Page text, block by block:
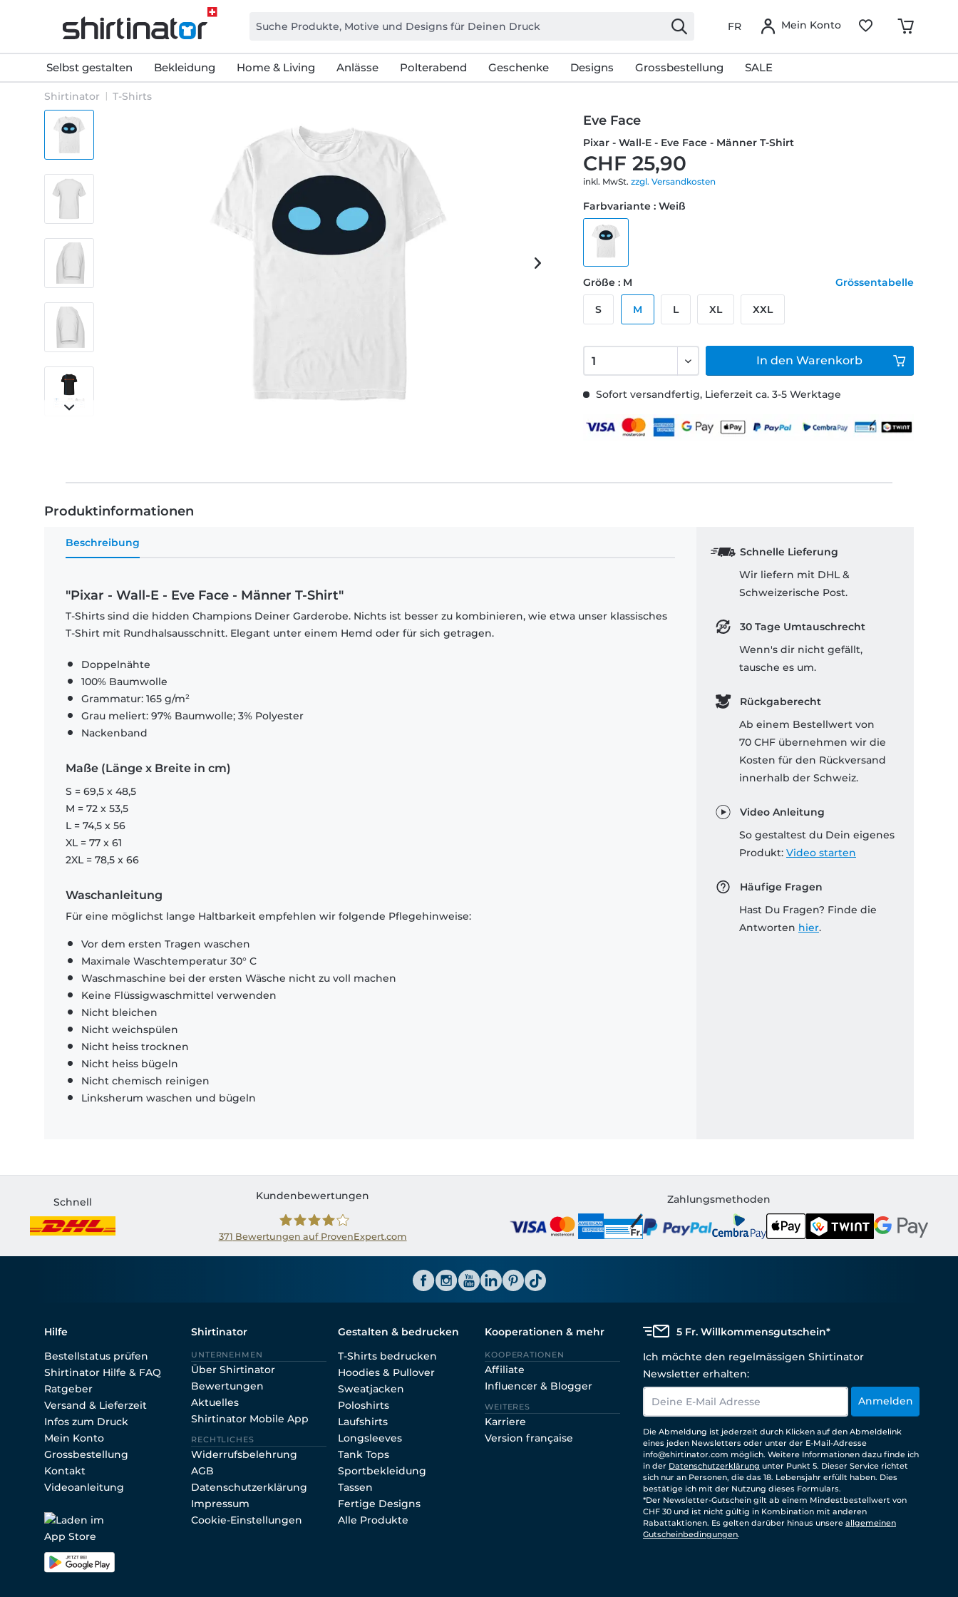
FR Mein Konto
Selbst gestalten Bekleidung Home & Living Anlässe Polterabend Geschenke Designs Grossbestellung SALE
Shirtinator T-Shirts
Eve Face
Pixar - Wall-E - Eve Face - Männer T-Shirt
CHF 25,90
inkl. MwSt.zzgl. Versandkosten
Sofort versandfertig, Lieferzeit ca. 3-5 Werktage
Farbvariante : Weiß
Größe : M Grössentabelle
S M L XL XXL
In den Warenkorb
Produktinformationen
Beschreibung
"Pixar - Wall-E - Eve Face - Männer T-Shirt"
T-Shirts sind die hidden Champions Deiner Garderobe. Nichts ist besser zu kombinieren, wie etwa unser klassisches
T-Shirt mit Rundhalsausschnitt. Elegant unter einem Hemd oder für sich getragen.
Doppelnähte
100% Baumwolle
Grammatur: 165 g/m²
Grau meliert: 97% Baumwolle; 3% Polyester
Nackenband
Maße (Länge x Breite in cm)
S = 69,5 x 48,5
M = 72 x 53,5
L = 74,5 x 56
XL = 77 x 61
2XL = 78,5 x 66
Waschanleitung
Für eine möglichst lange Haltbarkeit empfehlen wir folgende Pflegehinweise:
Vor dem ersten Tragen waschen
Maximale Waschtemperatur 30° C
Waschmaschine bei der ersten Wäsche nicht zu voll machen
Keine Flüssigwaschmittel verwenden
Nicht bleichen
Nicht weichspülen
Nicht heiss trocknen
Nicht heiss bügeln
Nicht chemisch reinigen
Linksherum waschen und bügeln
Schnelle Lieferung
Wir liefern mit DHL &
Schweizerische Post.
30 Tage Umtauschrecht
Wenn's dir nicht gefällt,
tausche es um.
Rückgaberecht
Ab einem Bestellwert von
70 CHF übernehmen wir die
Kosten für den Rückversand
innerhalb der Schweiz.
Video Anleitung
So gestaltest du Dein eigenes
Produkt: Video starten
Häufige Fragen
Hast Du Fragen? Finde die
Antworten hier.
Schnell
Kundenbewertungen
371 Bewertungen auf ProvenExpert.com
Zahlungsmethoden
Hilfe
Bestellstatus prüfen
Shirtinator Hilfe & FAQ
Ratgeber
Versand & Lieferzeit
Infos zum Druck
Mein Konto
Grossbestellung
Kontakt
Videoanleitung
Shirtinator
UNTERNEHMEN
Über Shirtinator
Bewertungen
Aktuelles
Shirtinator Mobile App
RECHTLICHES
Widerrufsbelehrung
AGB
Datenschutzerklärung
Impressum
Cookie-Einstellungen
Gestalten & bedrucken
T-Shirts bedrucken
Hoodies & Pullover
Sweatjacken
Poloshirts
Laufshirts
Longsleeves
Tank Tops
Sportbekleidung
Tassen
Fertige Designs
Alle Produkte
Kooperationen & mehr
KOOPERATIONEN
Affiliate
Influencer & Blogger
WEITERES
Karriere
Version française
5 Fr. Willkommensgutschein*
Ich möchte den regelmässigen Shirtinator
Newsletter erhalten:
Anmelden
Die Abmeldung ist jederzeit durch Klicken auf den Abmeldelink
eines jeden Newsletters oder unter der E-Mail-Adresse
info@shirtinator.com möglich. Weitere Informationen dazu finde ich
in der Datenschutzerklärung unter Punkt 5. Dieser Service richtet
sich nur an Personen, die das 18. Lebensjahr erfüllt haben. Dies
bestätige ich mit der Nutzung dieses Formulars.
*Der Newsletter-Gutschein gilt ab einem Mindestbestellwert von
CHF 30 und ist nicht gültig in Kombination mit anderen
Rabattaktionen. Es gelten darüber hinaus unsere allgemeinen
Gutscheinbedingungen.